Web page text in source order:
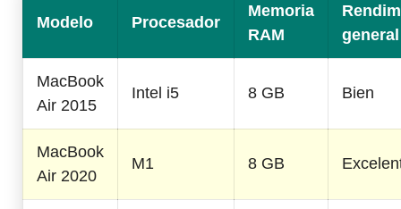
Modelo Procesador
Memoria
RAM
general
MacBook
Air 2015
Intel i5 8 GB Bien
MacBook
Air 2020
M1 8 GB